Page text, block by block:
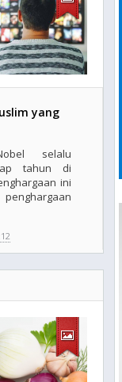
yang
selalu
tahun di
ini